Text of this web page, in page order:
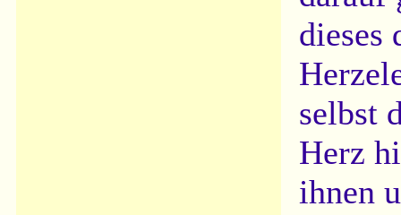
dieses
selbst
Herz
ihnen